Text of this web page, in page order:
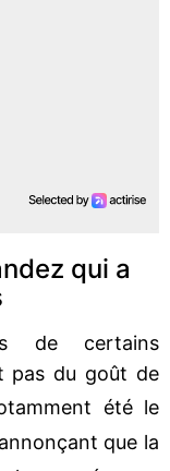
qui a
de certains
pas du goût de
été le
que la